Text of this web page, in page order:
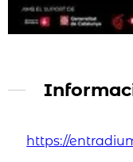
https://